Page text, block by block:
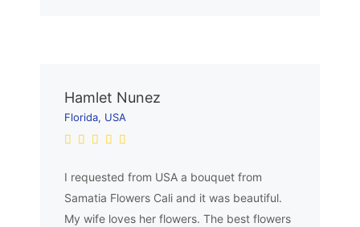
Hamlet Nunez
Florida, USA
I requested from USA a bouquet from
Samatia Flowers Cali and it was beautiful.
My wife loves her flowers. The best flowers